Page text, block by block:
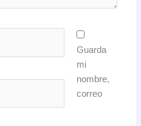
Guarda
mi
nombre,
correo